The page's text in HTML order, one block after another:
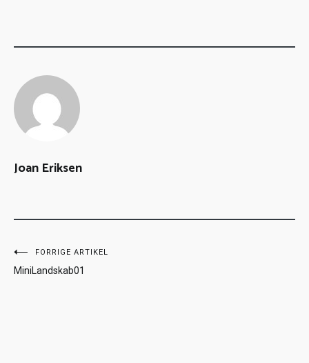
Joan Eriksen
FORRIGE ARTIKEL
MiniLandskab01